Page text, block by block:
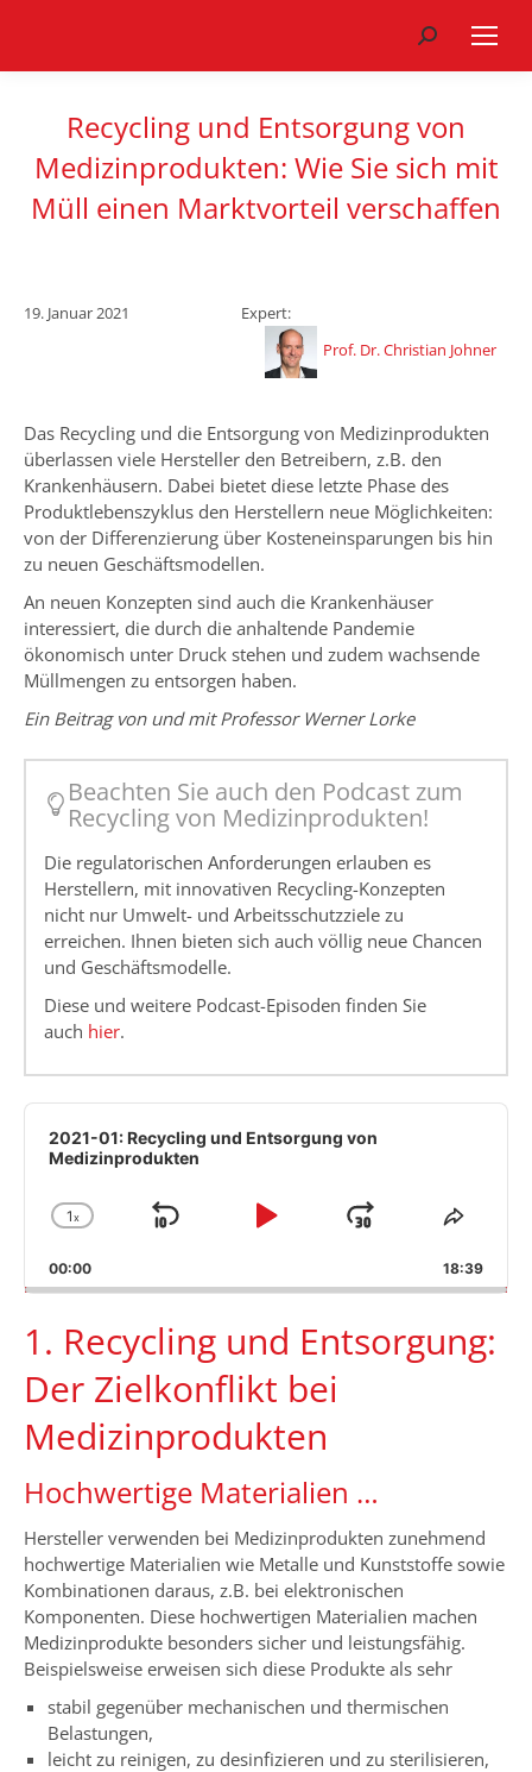
Search:
Recycling und Entsorgung von
Medizinprodukten: Wie Sie sich mit
Müll einen Marktvorteil verschaffen
19. Januar 2021
Expert:
Prof. Dr. Christian Johner
Das Recycling und die Entsorgung von Medizinprodukten
überlassen viele Hersteller den Betreibern, z.B. den
Krankenhäusern. Dabei bietet diese letzte Phase des
Produktlebenszyklus den Herstellern neue Möglichkeiten:
von der Differenzierung über Kosteneinsparungen bis hin
zu neuen Geschäftsmodellen.
An neuen Konzepten sind auch die Krankenhäuser
interessiert, die durch die anhaltende Pandemie
ökonomisch unter Druck stehen und zudem wachsende
Müllmengen zu entsorgen haben.
Ein Beitrag von und mit Professor Werner Lorke
Beachten Sie auch den Podcast zum
Recycling von Medizinprodukten!
Die regulatorischen Anforderungen erlauben es
Herstellern, mit innovativen Recycling-Konzepten
nicht nur Umwelt- und Arbeitsschutzziele zu
erreichen. Ihnen bieten sich auch völlig neue Chancen
und Geschäftsmodelle.
Diese und weitere Podcast-Episoden finden Sie
auch hier.
Audio
Player
2021-01: Recycling und Entsorgung von
Medizinprodukten
Change
Rate
1x
Skip
Play
Jump
Forward
Share
00:00 18:39
1. Recycling und Entsorgung:
Der Zielkonflikt bei
Medizinprodukten
Hochwertige Materialien …
Hersteller verwenden bei Medizinprodukten zunehmend
hochwertige Materialien wie Metalle und Kunststoffe sowie
Kombinationen daraus, z.B. bei elektronischen
Komponenten. Diese hochwertigen Materialien machen
Medizinprodukte besonders sicher und leistungsfähig.
Beispielsweise erweisen sich diese Produkte als sehr
stabil gegenüber mechanischen und thermischen
Belastungen,
leicht zu reinigen, zu desinfizieren und zu sterilisieren,